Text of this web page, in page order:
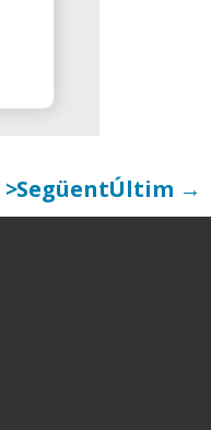
SegüentÚltim →